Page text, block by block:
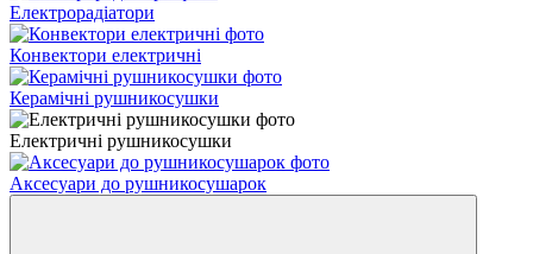
Електрорадіатори
Конвектори електричні
Керамічні рушникосушки
Електричні рушникосушки
Аксесуари до рушникосушарок